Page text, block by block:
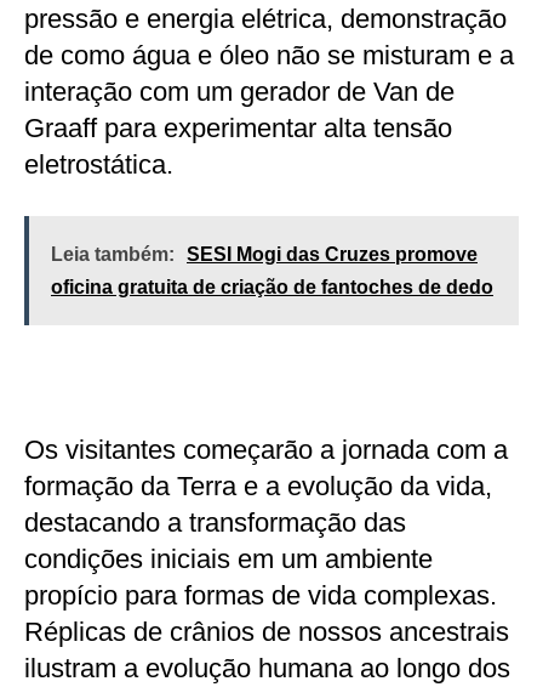
pressão e energia elétrica, demonstração
de como água e óleo não se misturam e a
interação com um gerador de Van de
Graaff para experimentar alta tensão
eletrostática.
Leia também:
SESI Mogi das Cruzes promove
oficina gratuita de criação de fantoches de dedo
Os visitantes começarão a jornada com a
formação da Terra e a evolução da vida,
destacando a transformação das
condições iniciais em um ambiente
propício para formas de vida complexas.
Réplicas de crânios de nossos ancestrais
ilustram a evolução humana ao longo dos